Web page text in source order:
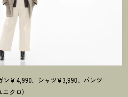
ン￥4,990、シャツ￥3,990、パンツ
クロ）